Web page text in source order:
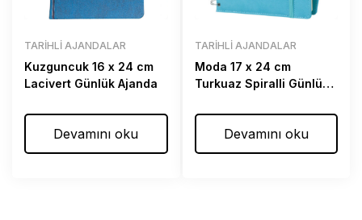
TARIHLI AJANDALAR
Kuzguncuk 16 x 24 cm
Lacivert Günlük Ajanda
Devamını oku
TARIHLI AJANDALAR
Moda 17 x 24 cm
Turkuaz Spiralli Günlük
Devamını oku